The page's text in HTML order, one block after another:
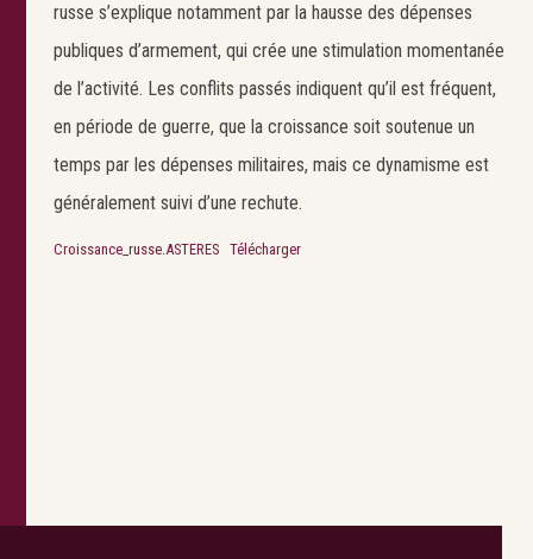
russe s’explique notamment par la hausse des dépenses
publiques d’armement, qui crée une stimulation momentanée
de l’activité. Les conflits passés indiquent qu’il est fréquent,
en période de guerre, que la croissance soit soutenue un
temps par les dépenses militaires, mais ce dynamisme est
généralement suivi d’une rechute.
Croissance_russe.ASTERES Télécharger
Rechercher